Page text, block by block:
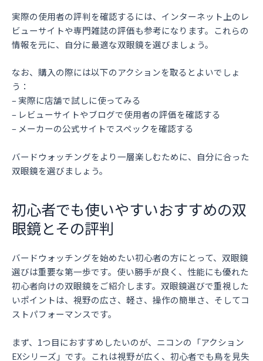
実際の使用者の評判を確認するには、インターネット上のレ
ビューサイトや専門雑誌の評価も参考になります。これらの
情報を元に、自分に最適な双眼鏡を選びましょう。
なお、購入の際には以下のアクションを取るとよいでしょ
う：
– 実際に店舗で試しに使ってみる
– レビューサイトやブログで使用者の評価を確認する
– メーカーの公式サイトでスペックを確認する
バードウォッチングをより一層楽しむために、自分に合った
双眼鏡を選びましょう。
初心者でも使いやすいおすすめの双
眼鏡とその評判
バードウォッチングを始めたい初心者の方にとって、双眼鏡
選びは重要な第一歩です。使い勝手が良く、性能にも優れた
初心者向けの双眼鏡をご紹介します。双眼鏡選びで重視した
いポイントは、視野の広さ、軽さ、操作の簡単さ、そしてコ
ストパフォーマンスです。
まず、1つ目におすすめしたいのが、ニコンの「アクション
EXシリーズ」です。これは視野が広く、初心者でも鳥を見失